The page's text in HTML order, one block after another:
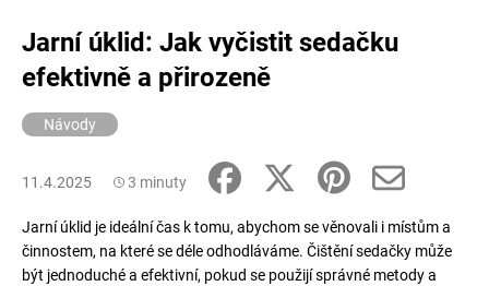
Jarní úklid: Jak vyčistit sedačku
efektivně a přirozeně
Návody
11.4.2025 3 minuty
Jarní úklid je ideální čas k tomu, abychom se věnovali i místům a
činnostem, na které se déle odhodláváme. Čištění sedačky může
být jednoduché a efektivní, pokud se použijí správné metody a